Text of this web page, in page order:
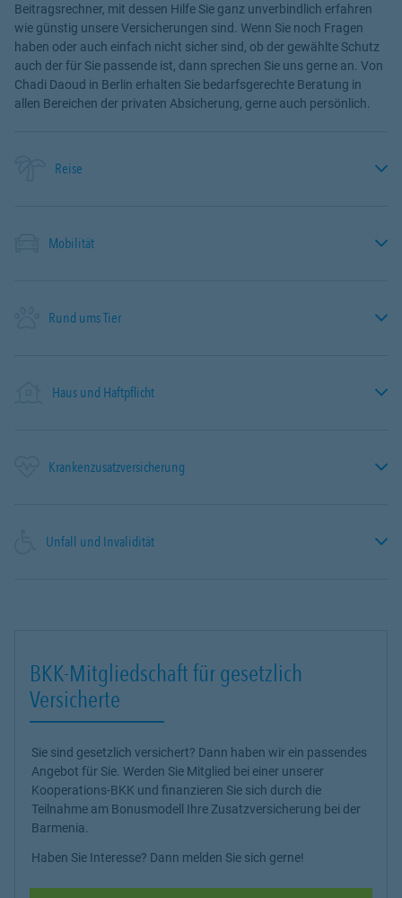
Beitragsrechner, mit dessen Hilfe Sie ganz unverbindlich erfahren
wie günstig unsere Versicherungen sind. Wenn Sie noch Fragen
haben oder auch einfach nicht sicher sind, ob der gewählte Schutz
auch der für Sie passende ist, dann sprechen Sie uns gerne an. Von
Chadi Daoud in Berlin erhalten Sie bedarfsgerechte Beratung in
allen Bereichen der privaten Absicherung, gerne auch persönlich.
Reise
Mobilität
Rund ums Tier
Haus und Haftpflicht
Krankenzusatzversicherung
Unfall und Invalidität
BKK-Mitgliedschaft für gesetzlich
Versicherte
Sie sind gesetzlich versichert? Dann haben wir ein passendes
Angebot für Sie. Werden Sie Mitglied bei einer unserer
Kooperations-BKK und finanzieren Sie sich durch die
Teilnahme am Bonusmodell Ihre Zusatzversicherung bei der
Barmenia.
Haben Sie Interesse? Dann melden Sie sich gerne!